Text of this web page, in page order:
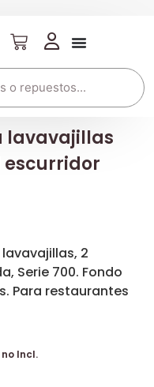
lavavajillas
escurridor
2
Serie 700. Fondo
Para restaurantes
no Incl.